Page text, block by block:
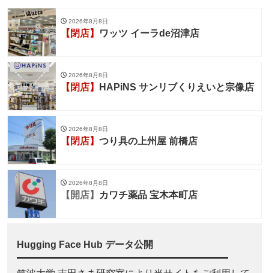
2026年8月8日
【閉店】 ワッツ イーラde沼津店
2026年8月8日
【閉店】 HAPiNS サンリブくりえいと宗像店
2026年8月8日
【閉店】 つり具の上州屋 前橋店
2026年8月8日
【開店】 カワチ薬品 宝木本町店
Hugging Face Hub データ公開